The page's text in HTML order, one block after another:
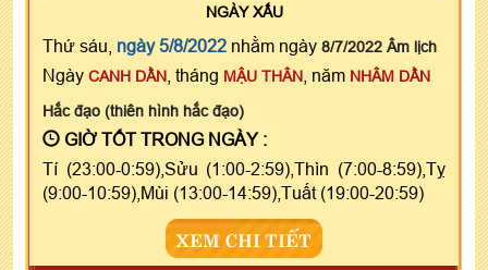
NGÀYXẤU
Thứ sáu, ngày 5/8/2022 nhằm ngày 8/7/2022 Âm lịch
Ngày CANH DẦN , tháng MẬU THÂN , năm NHÂM DẦN
Hắc đạo (thiên hình hắc đạo)
GIỜ TỐT TRONG NGÀY :
Tí (23:00-0:59),Sửu (1:00-2:59),Thìn (7:00-8:59),Tỵ
(9:00-10:59),Mùi (13:00-14:59),Tuất (19:00-20:59)
XEM CHI TIẾT